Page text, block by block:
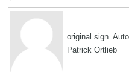
original sign.
Patrick Ortlieb